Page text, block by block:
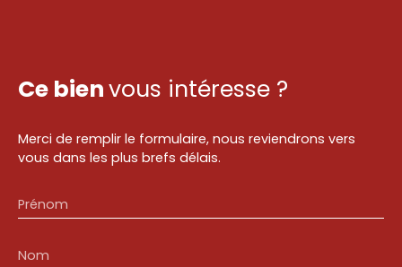
Ce bienvous intéresse ?
Merci de remplir le formulaire, nous reviendrons vers
vous dans les plus brefs délais.
Prénom
Nom